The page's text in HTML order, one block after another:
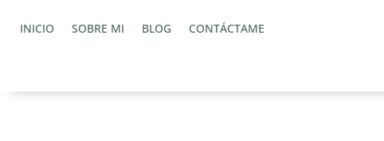
INICIO SOBRE MI BLOG CONTÁCTAME